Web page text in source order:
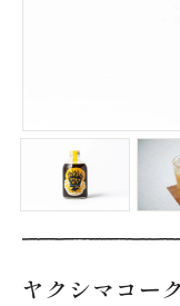
ヤクシマコ